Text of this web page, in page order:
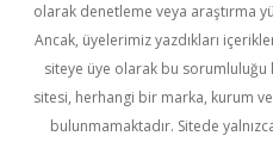
olarak denetleme veya araştırma
Ancak, üyelerimiz yazdıkları
siteye üye olarak bu sorumluluğu
sitesi, herhangi bir marka, kurum
bulunmamaktadır. Sitede